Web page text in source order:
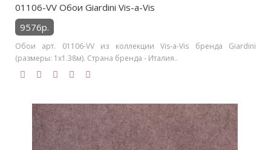
01106-VV Обои Giardini Vis-a-Vis
9576р.
Обои арт. 01106-VV из коллекции Vis-a-Vis бренда Giardini
(размеры: 1х1.38м). Страна бренда - Италия..